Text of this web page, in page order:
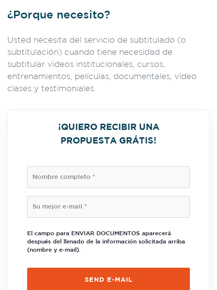
¿Porque necesito?
Usted necesita del servicio de subtitulado (o
subtitulación) cuando tiene necesidad de
subtitular videos institucionales, cursos,
entrenamientos, películas, documentales, vídeo
clases y testimoniales.
¡QUIERO RECIBIR UNA
PROPUESTA GRÁTIS!
El campo para ENVIAR DOCUMENTOS aparecerá
después del llenado de la información solicitada arriba
(nombre y e-mail).